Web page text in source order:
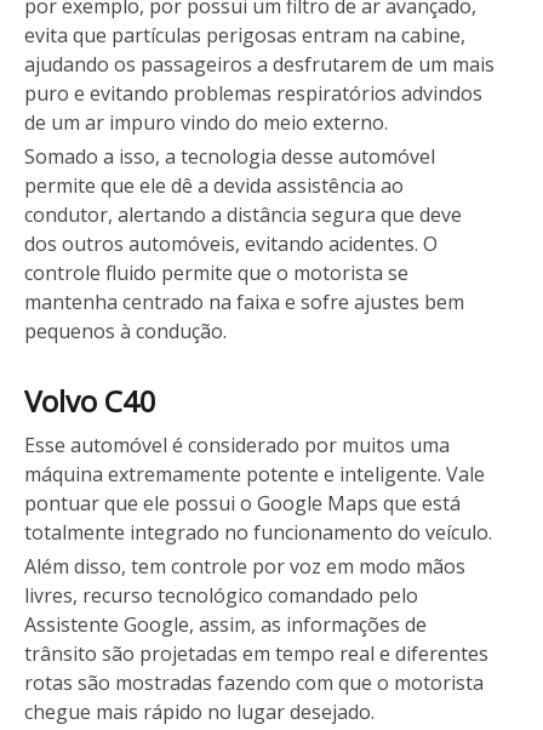
por exemplo, por possui um filtro de ar avançado,
evita que partículas perigosas entram na cabine,
ajudando os passageiros a desfrutarem de um mais
puro e evitando problemas respiratórios advindos
de um ar impuro vindo do meio externo.
Somado a isso, a tecnologia desse automóvel
permite que ele dê a devida assistência ao
condutor, alertando a distância segura que deve
dos outros automóveis, evitando acidentes. O
controle fluido permite que o motorista se
mantenha centrado na faixa e sofre ajustes bem
pequenos à condução.
Volvo C40
Esse automóvel é considerado por muitos uma
máquina extremamente potente e inteligente. Vale
pontuar que ele possui o Google Maps que está
totalmente integrado no funcionamento do veículo.
Além disso, tem controle por voz em modo mãos
livres, recurso tecnológico comandado pelo
Assistente Google, assim, as informações de
trânsito são projetadas em tempo real e diferentes
rotas são mostradas fazendo com que o motorista
chegue mais rápido no lugar desejado.